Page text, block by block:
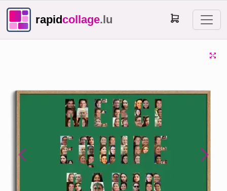
rapidcollage.lu
Previous Next